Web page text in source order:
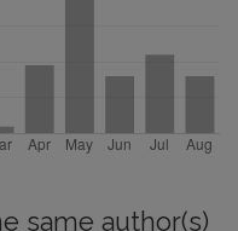
same author(s)